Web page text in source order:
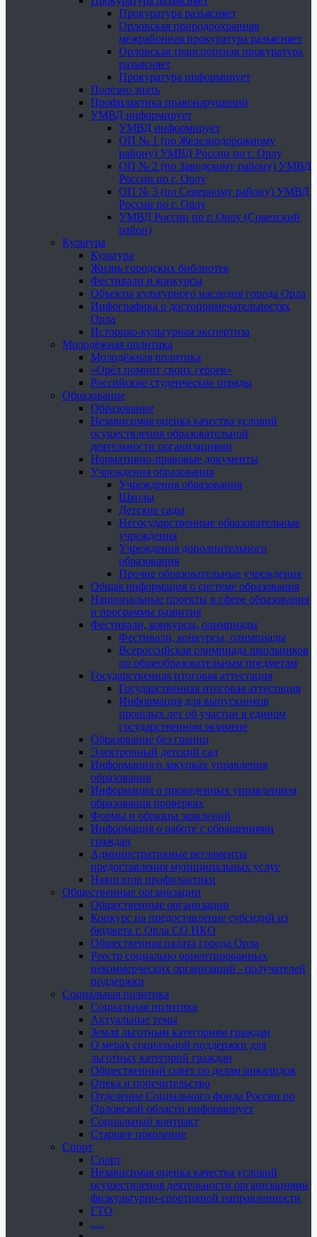
Прокуратура разъясняет
Орловская природоохранная
межрайонная прокуратура разъясняет
Орловская транспортная прокуратура
разъясняет
Прокуратура информирует
Полезно знать
Профилактика правонарушений
УМВД информирует
УМВД информирует
ОП № 1 (по Железнодорожному
району) УМВД России по г. Орлу
ОП № 2 (по Заводскому району) УМВД
России по г. Орлу
ОП № 3 (по Северному району) УМВД
России по г. Орлу
УМВД России по г. Орлу (Советский
район)
Культура
Культура
Жизнь городских библиотек
Фестивали и конкурсы
Объекты культурного наследия города Орла
Инфографика о достопримечательностях
Орла
Историко-культурная экспертиза
Молодёжная политика
Молодёжная политика
«Орёл помнит своих героев»
Российские студенческие отряды
Образование
Образование
Независимая оценка качества условий
осуществления образовательной
деятельности организациями
Нормативно-правовые документы
Учреждения образования
Учреждения образования
Школы
Детские сады
Негосударственные образовательные
учреждения
Учреждения дополнительного
образования
Прочие образовательные учреждения
Общая информация о системе образования
Национальные проекты в сфере образования
и программы развития
Фестивали, конкурсы, олимпиады
Фестивали, конкурсы, олимпиады
Всероссийская олимпиада школьников
по общеобразовательным предметам
Государственная итоговая аттестация
Государственная итоговая аттестация
Информация для выпускников
прошлых лет об участии в едином
государственном экзамене
Образование без границ
Электронный детский сад
Информация о закупках управления
образования
Информация о проведенных управлением
образования проверках
Формы и образцы заявлений
Информация о работе с обращениями
граждан
Административные регламенты
предоставления муниципальных услуг
Навигатор профилактики
Общественные организации
Общественные организации
Конкурс на предоставление субсидий из
бюджета г. Орла СО НКО
Общественная палата города Орла
Реестр социально ориентированных
некоммерческих организаций - получателей
поддержки
Социальная политика
Социальная политика
Актуальные темы
Земля льготным категориям граждан
О мерах социальной поддержки для
льготных категорий граждан
Общественный совет по делам инвалидов
Опека и попечительство
Отделение Социального фонда России по
Орловской области информирует
Социальный контракт
Старшее поколение
Спорт
Спорт
Независимая оценка качества условий
осуществления деятельности организациями
физкультурно-спортивной направленности
ГТО
.....